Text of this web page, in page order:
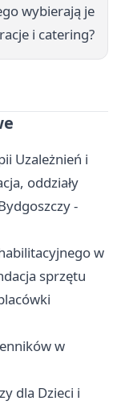
wybierają je
i catering?
Uzależnień i
oddziały
-
w
sprzętu
w
dla Dzieci i